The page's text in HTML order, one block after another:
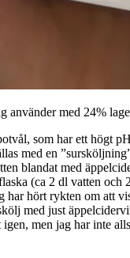
använder med 24%
som har ett högt
med en
blandat med
(ca 2 dl vatten och
har hört rykten om att
med just
men jag har inte